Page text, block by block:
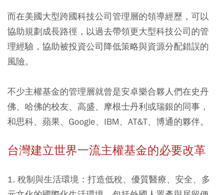
而在美國大型跨國科技公司管理層的領導經歷，可以
協助規劃成長路徑，以過去帶領更大型科技公司的管
理經驗，協助被投資公司降低策略與資源分配錯誤的
風險。
不少主權基金的管理層就曾是安卓樂合夥人們在史丹
佛、哈佛的校友、高盛、摩根士丹利或瑞銀的同事，
和思科、蘋果、Google、IBM、AT&T、博通的夥伴。
台灣建立世界一流主權基金的必要改革
1. 稅制與生活環境： 打造低稅、優質醫療、安全、多